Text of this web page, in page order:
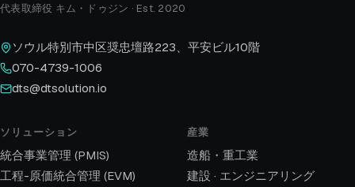
代表取締役 キム・ドゥジン · Est. 2020
ソウル特別市中区奨忠壇路223、平安ビル10階
070-4739-1006
dts@dtsolution.io
ソリューション
統合事業管理 (PMIS)
工程-原価統合管理 (EVM)
産業
造船・重工業
建設 · エンジニアリング